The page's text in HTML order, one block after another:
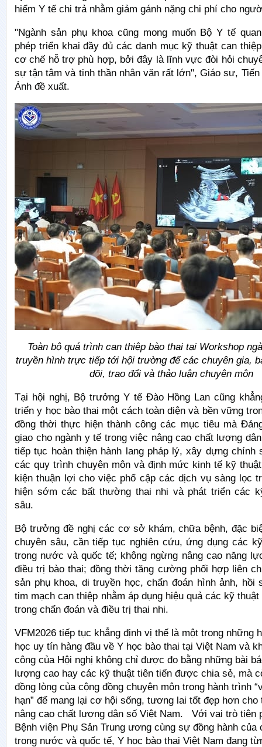
hiểm Y tế chi trả nhằm giảm gánh nặng chi phí cho
"Ngành sản phụ khoa cũng mong muốn Bộ Y tế
phép triển khai đầy đủ các danh mục kỹ thuật can
cơ chế hỗ trợ phù hợp, bởi đây là lĩnh vực đòi hỏi
sự tận tâm và tinh thần nhân văn rất lớn", Giáo sư,
Ánh đề xuất.
Toàn bộ quá trình can thiệp bào thai tại Workshop
truyền hình trực tiếp tới hội trường để các chuyên gia,
dõi, trao đổi và thảo luận chuyên môn
Tại hội nghị, Bộ trưởng Y tế Đào Hồng Lan cũng
triển y học bào thai một cách toàn diện và bền vững
đồng thời thực hiện thành công các mục tiêu mà
giao cho ngành y tế trong việc nâng cao chất lượng
tiếp tục hoàn thiện hành lang pháp lý, xây dựng chính
các quy trình chuyên môn và định mức kinh tế kỹ
kiện thuận lợi cho việc phổ cập các dịch vụ sàng lọc
hiện sớm các bất thường thai nhi và phát triển các
sâu.
Bộ trưởng đề nghị các cơ sở khám, chữa bệnh, đặc
chuyên sâu, cần tiếp tục nghiên cứu, ứng dụng các
trong nước và quốc tế; không ngừng nâng cao năng
điều trị bào thai; đồng thời tăng cường phối hợp liên
sản phụ khoa, di truyền học, chẩn đoán hình ảnh,
tim mạch can thiệp nhằm áp dụng hiệu quả các kỹ
trong chẩn đoán và điều trị thai nhi.
VFM2026 tiếp tục khẳng định vị thế là một trong những
học uy tín hàng đầu về Y học bào thai tại Việt Nam và
công của Hội nghị không chỉ được đo bằng những bài
lượng cao hay các kỹ thuật tiên tiến được chia sẻ, mà
đồng lòng của cộng đồng chuyên môn trong hành trình
hạn” để mang lại cơ hội sống, tương lai tốt đẹp hơn cho
nâng cao chất lượng dân số Việt Nam. Với vai trò tiên
Bệnh viện Phụ Sản Trung ương cùng sự đồng hành của
trong nước và quốc tế, Y học bào thai Việt Nam đang